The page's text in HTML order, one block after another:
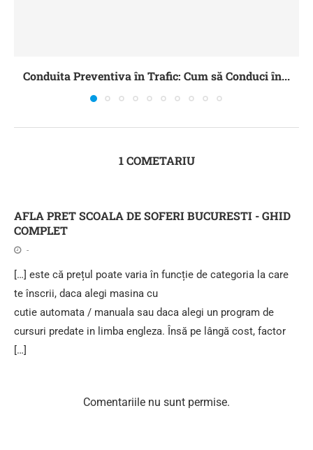
Conduita Preventiva în Trafic: Cum să Conduci în...
1 COMETARIU
AFLA PRET SCOALA DE SOFERI BUCURESTI - GHID
COMPLET
-
[…] este că prețul poate varia în funcție de categoria la care
te înscrii, daca alegi masina cu
cutie automata / manuala sau daca alegi un program de
cursuri predate in limba engleza. Însă pe lângă cost, factor
[…]
Comentariile nu sunt permise.